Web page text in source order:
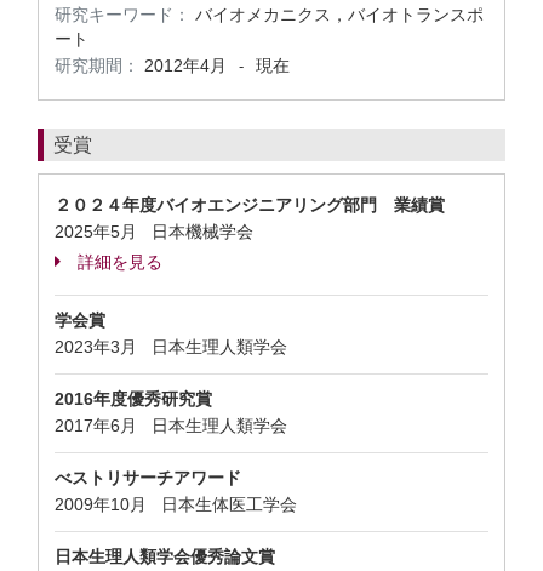
研究キーワード：
バイオメカニクス，バイオトランスポ
ート
研究期間：
2012年4月 - 現在
受賞
２０２４年度バイオエンジニアリング部門 業績賞
2025年5月 日本機械学会
詳細を見る
学会賞
2023年3月 日本生理人類学会
2016年度優秀研究賞
2017年6月 日本生理人類学会
べストリサーチアワード
2009年10月 日本生体医工学会
日本生理人類学会優秀論文賞